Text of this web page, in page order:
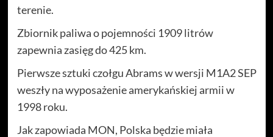
terenie.
Zbiornik paliwa o pojemności 1909 litrów
zapewnia zasięg do 425 km.
Pierwsze sztuki czołgu Abrams w wersji M1A2 SEP
weszły na wyposażenie amerykańskiej armii w
1998 roku.
Jak zapowiada MON, Polska będzie miała